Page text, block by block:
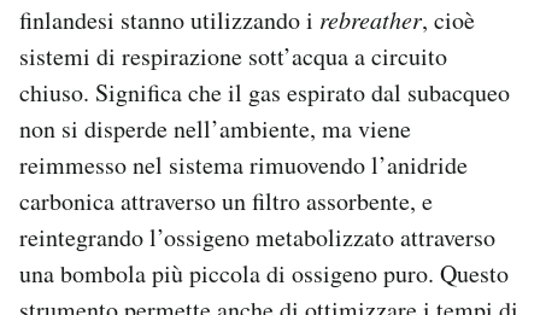
finlandesi stanno utilizzando i rebreather, cioè
sistemi di respirazione sott’acqua a circuito
chiuso. Significa che il gas espirato dal subacqueo
non si disperde nell’ambiente, ma viene
reimmesso nel sistema rimuovendo l’anidride
carbonica attraverso un filtro assorbente, e
reintegrando l’ossigeno metabolizzato attraverso
una bombola più piccola di ossigeno puro. Questo